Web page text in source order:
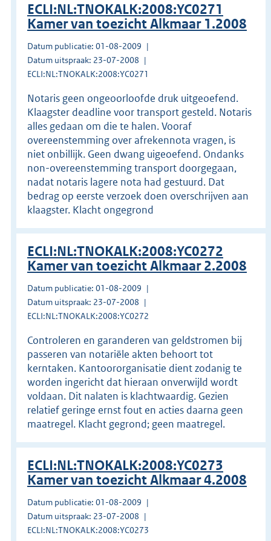
ECLI:NL:TNOKALK:2008:YC0271
Kamer van toezicht Alkmaar 1.2008
Datum publicatie: 01-08-2009
Datum uitspraak: 23-07-2008
ECLI:NL:TNOKALK:2008:YC0271
Notaris geen ongeoorloofde druk uitgeoefend.
Klaagster deadline voor transport gesteld. Notaris
alles gedaan om die te halen. Vooraf
overeenstemming over afrekennota vragen, is
niet onbillijk. Geen dwang uigeoefend. Ondanks
non-overeenstemming transport doorgegaan,
nadat notaris lagere nota had gestuurd. Dat
bedrag op eerste verzoek doen overschrijven aan
klaagster. Klacht ongegrond
ECLI:NL:TNOKALK:2008:YC0272
Kamer van toezicht Alkmaar 2.2008
Datum publicatie: 01-08-2009
Datum uitspraak: 23-07-2008
ECLI:NL:TNOKALK:2008:YC0272
Controleren en garanderen van geldstromen bij
passeren van notariële akten behoort tot
kerntaken. Kantoororganisatie dient zodanig te
worden ingericht dat hieraan onverwijld wordt
voldaan. Dit nalaten is klachtwaardig. Gezien
relatief geringe ernst fout en acties daarna geen
maatregel. Klacht gegrond; geen maatregel.
ECLI:NL:TNOKALK:2008:YC0273
Kamer van toezicht Alkmaar 4.2008
Datum publicatie: 01-08-2009
Datum uitspraak: 23-07-2008
ECLI:NL:TNOKALK:2008:YC0273